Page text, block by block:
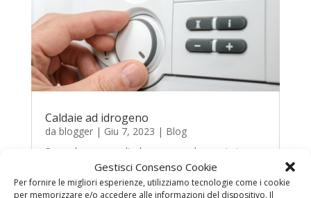
Gestisci Consenso Cookie
Per fornire le migliori esperienze, utilizziamo tecnologie come i cookie
per memorizzare e/o accedere alle informazioni del dispositivo. Il
Caldaie ad idrogeno
da blogger| Giu 7, 2023 | Blog
Sono davvero molte le persone che ogni giorno
vanno su internet magari leggendo articoli come
questo o andando direttamente nei siti delle